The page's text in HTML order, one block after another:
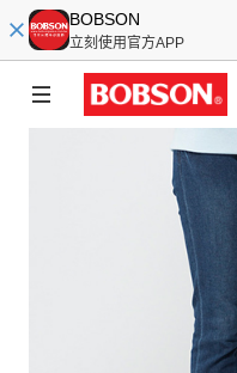
BOBSON
立刻使用官方APP